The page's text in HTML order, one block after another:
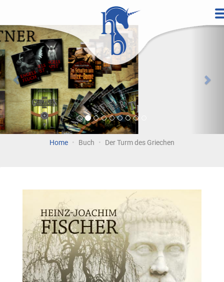
InhaltVorherige
Home Buch Der Turm des Griechen